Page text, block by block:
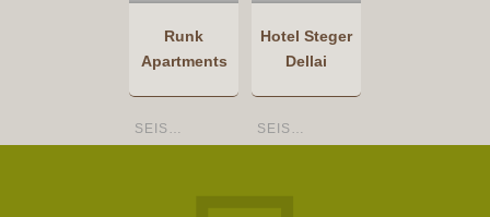
Runk
Apartments
Hotel Steger
Dellai